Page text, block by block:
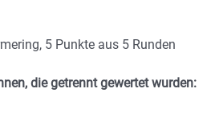
5 Punkte aus 5 Runden
die getrennt gewertet wurden: